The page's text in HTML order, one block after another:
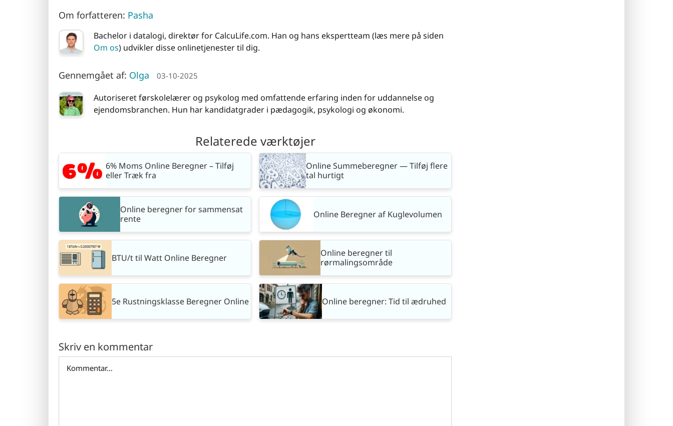
Om forfatteren: Pasha
Bachelor i datalogi, direktør for CalcuLife.com. Han og hans ekspertteam (læs mere på siden
Om os) udvikler disse onlinetjenester til dig.
Gennemgået af: Olga 03-10-2025
Autoriseret førskolelærer og psykolog med omfattende erfaring inden for uddannelse og
ejendomsbranchen. Hun har kandidatgrader i pædagogik, psykologi og økonomi.
Relaterede værktøjer
6% Moms Online Beregner – Tilføj
eller Træk fra
Online Summeberegner — Tilføj flere
tal hurtigt
Online beregner for sammensat
rente
Online Beregner af Kuglevolumen
BTU/t til Watt Online Beregner
Online beregner til
rørmalingsområde
5e Rustningsklasse Beregner Online Online beregner: Tid til ædruhed
Skriv en kommentar